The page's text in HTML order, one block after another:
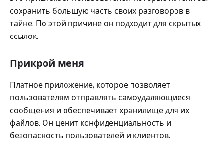
сохранить большую часть своих разговоров в
тайне. По этой причине он подходит для скрытых
ссылок.
Прикрой меня
Платное приложение, которое позволяет
пользователям отправлять самоудаляющиеся
сообщения и обеспечивает хранилище для их
файлов. Он ценит конфиденциальность и
безопасность пользователей и клиентов.